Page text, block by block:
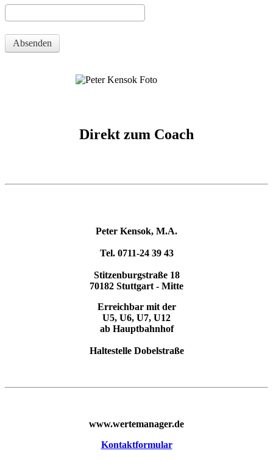
Absenden
Direkt zum Coach
Peter Kensok, M.A.
Tel. 0711-24 39 43
Stitzenburgstraße 18
70182 Stuttgart - Mitte
Erreichbar mit der
U5, U6, U7, U12
ab Hauptbahnhof
Haltestelle Dobelstraße
www.wertemanager.de
Kontaktformular